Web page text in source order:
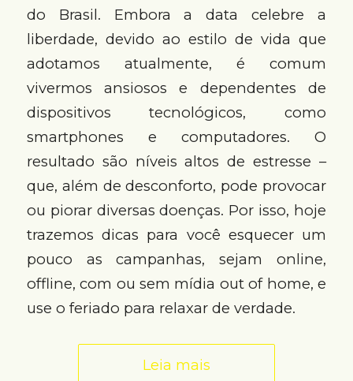
do Brasil. Embora a data celebre a
liberdade, devido ao estilo de vida que
adotamos atualmente, é comum
vivermos ansiosos e dependentes de
dispositivos tecnológicos, como
smartphones e computadores. O
resultado são níveis altos de estresse –
que, além de desconforto, pode provocar
ou piorar diversas doenças. Por isso, hoje
trazemos dicas para você esquecer um
pouco as campanhas, sejam online,
offline, com ou sem mídia out of home, e
use o feriado para relaxar de verdade.
Leia mais